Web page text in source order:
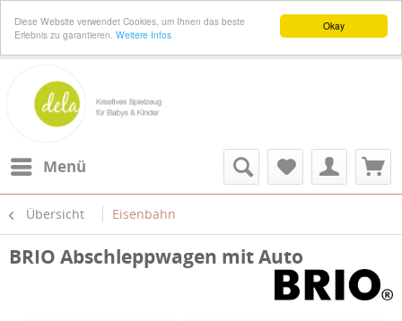
Okay
Diese Website verwendet Cookies, um Ihnen das beste
Erlebnis zu garantieren. Weitere Infos
Menü
Übersicht Eisenbahn
BRIO Abschleppwagen mit Auto